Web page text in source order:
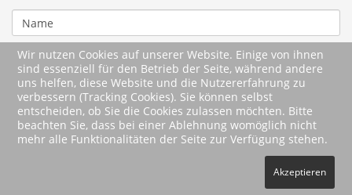
Vertrag widerrufen
Wir nutzen Cookies auf unserer Website. Einige von ihnen
sind essenziell für den Betrieb der Seite, während andere
uns helfen, diese Website und die Nutzererfahrung zu
verbessern (Tracking Cookies). Sie können selbst
entscheiden, ob Sie die Cookies zulassen möchten. Bitte
beachten Sie, dass bei einer Ablehnung womöglich nicht
mehr alle Funktionalitäten der Seite zur Verfügung stehen.
Akzeptieren